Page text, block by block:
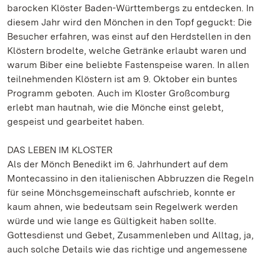
barocken Klöster Baden-Württembergs zu entdecken. In
diesem Jahr wird den Mönchen in den Topf geguckt: Die
Besucher erfahren, was einst auf den Herdstellen in den
Klöstern brodelte, welche Getränke erlaubt waren und
warum Biber eine beliebte Fastenspeise waren. In allen
teilnehmenden Klöstern ist am 9. Oktober ein buntes
Programm geboten. Auch im Kloster Großcomburg
erlebt man hautnah, wie die Mönche einst gelebt,
gespeist und gearbeitet haben.
DAS LEBEN IM KLOSTER
Als der Mönch Benedikt im 6. Jahrhundert auf dem
Montecassino in den italienischen Abbruzzen die Regeln
für seine Mönchsgemeinschaft aufschrieb, konnte er
kaum ahnen, wie bedeutsam sein Regelwerk werden
würde und wie lange es Gültigkeit haben sollte.
Gottesdienst und Gebet, Zusammenleben und Alltag, ja,
auch solche Details wie das richtige und angemessene